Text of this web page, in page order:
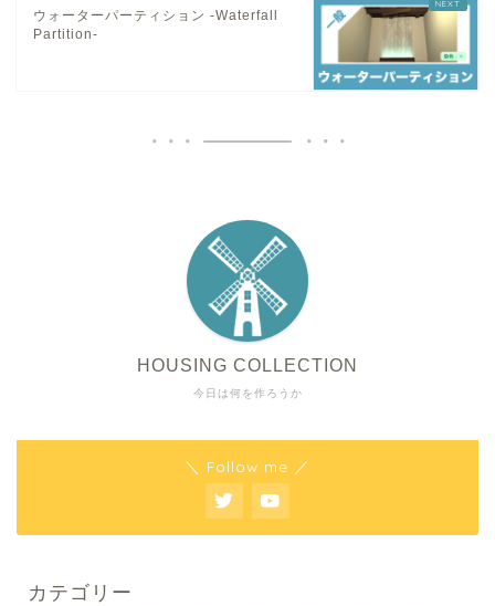
ウォーターパーティション -Waterfall
Partition-
今日は何を作ろうか
HOUSING COLLECTION
＼ Follow me ／
カテゴリー